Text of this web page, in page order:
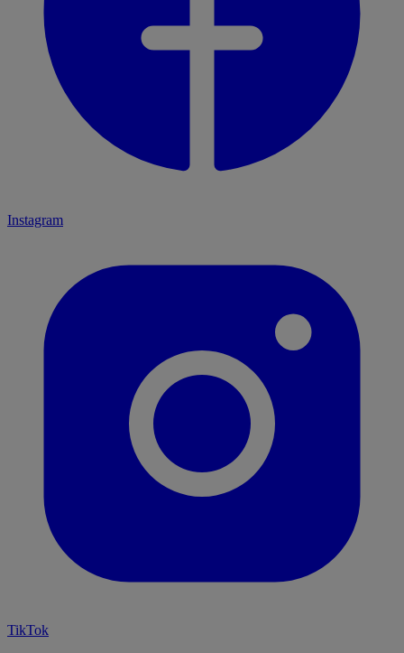
Instagram
TikTok